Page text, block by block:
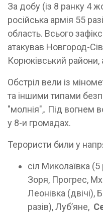
За добу (із 8 ранку 4
російська армія 55
область. Всього
атакував Новгород-
Корюківський райони,
Обстріл вели із
та іншими типами
"молнія",. Під вогнем
у 8-и громадах.
Терористи били у
сіл Миколаївка (5
Зоря, Прогрес,
Леонівка (двічі),
разів), Лубʼяне,